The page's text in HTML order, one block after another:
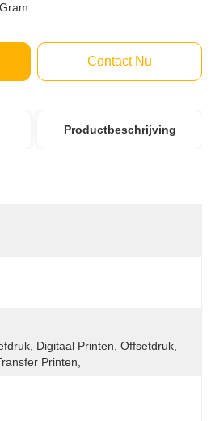
Contact Nu
Productbeschrijving
Digitaal Printen, Offsetdruk,
Printen,